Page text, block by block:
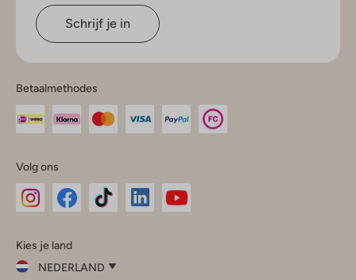
Schrijf je in
Betaalmethodes
Volg ons
InstagramFacebook
Kies je land
NEDERLAND